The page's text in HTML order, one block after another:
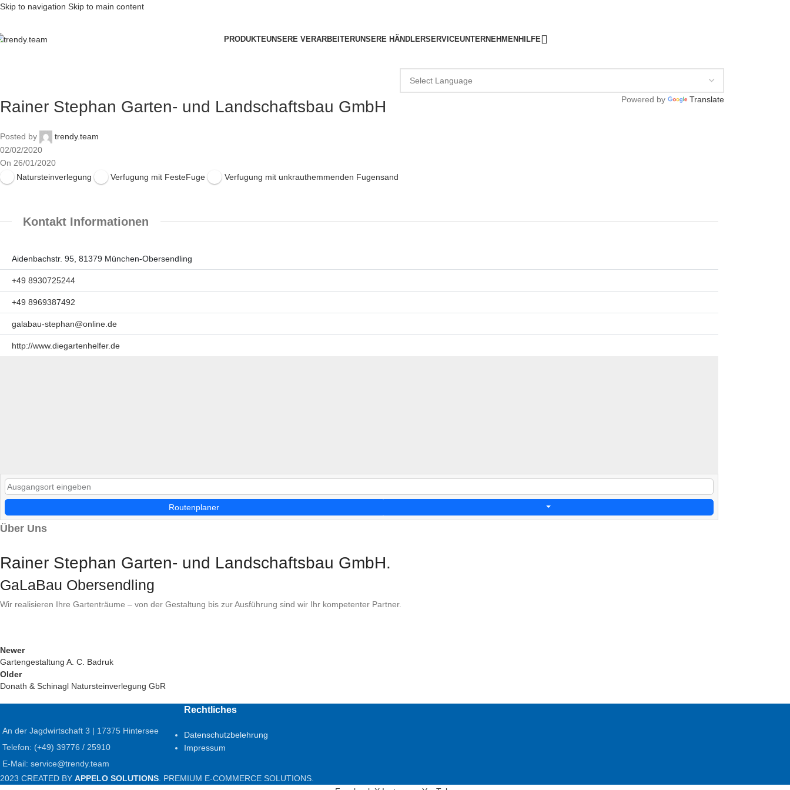
Skip to navigation Skip to main content
PRODUKTEUNSERE VERARBEITERUNSERE HÄNDLERSERVICEUNTERNEHMEN HILFE
Powered by Translate
Rainer Stephan Garten- und Landschaftsbau GmbH
Posted by
trendy.team
02/02/2020
On 26/01/2020
Natursteinverlegung
Verfugung mit FesteFuge Verfugung mit unkrauthemmenden Fugensand
Kontakt Informationen
Aidenbachstr. 95, 81379 München-Obersendling
+49 8930725244
+49 8969387492
galabau-stephan@online.de
http://www.diegartenhelfer.de
Routenplaner
Über Uns
Rainer Stephan Garten- und Landschaftsbau GmbH.
GaLaBau Obersendling
Wir realisieren Ihre Gartenträume – von der Gestaltung bis zur Ausführung sind wir Ihr kompetenter Partner.
Newer
Gartengestaltung A. C. Badruk
Older
Donath & Schinagl Natursteinverlegung GbR
An der Jagdwirtschaft 3 | 17375 Hintersee
Telefon: (+49) 39776 / 25910
E-Mail: service@trendy.team
Rechtliches
Datenschutzbelehrung
Impressum
2023 CREATED BY APPELO SOLUTIONS. PREMIUM E-COMMERCE SOLUTIONS.